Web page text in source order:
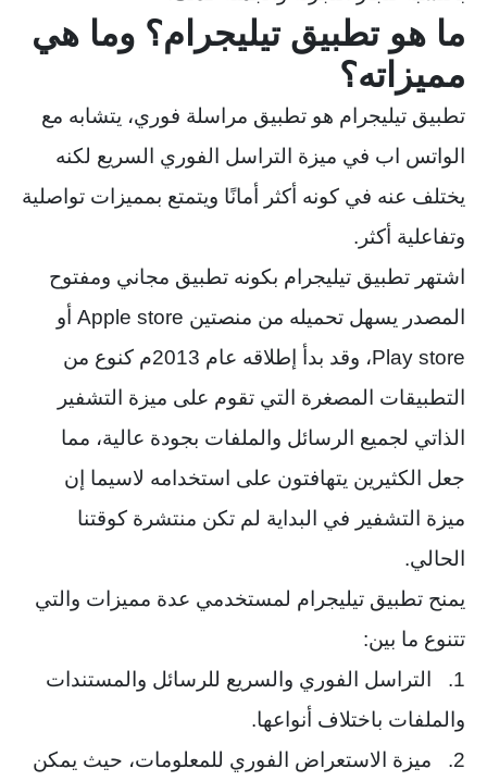
ما هو تطبيق تيليجرام؟ وما هي
مميزاته؟
تطبيق تيليجرام هو تطبيق مراسلة فوري، يتشابه مع
الواتس اب في ميزة التراسل الفوري السريع لكنه
يختلف عنه في كونه أكثر أمانًا ويتمتع بمميزات تواصلية
وتفاعلية أكثر.
اشتهر تطبيق تيليجرام بكونه تطبيق مجاني ومفتوح
المصدر يسهل تحميله من منصتين Apple store أو
Play store، وقد بدأ إطلاقه عام 2013م كنوع من
التطبيقات المصغرة التي تقوم على ميزة التشفير
الذاتي لجميع الرسائل والملفات بجودة عالية، مما
جعل الكثيرين يتهافتون على استخدامه لاسيما إن
ميزة التشفير في البداية لم تكن منتشرة كوقتنا
الحالي.
يمنح تطبيق تيليجرام لمستخدمي عدة مميزات والتي
تتنوع ما بين:
1. التراسل الفوري والسريع للرسائل والمستندات
والملفات باختلاف أنواعها.
2. ميزة الاستعراض الفوري للمعلومات، حيث يمكن